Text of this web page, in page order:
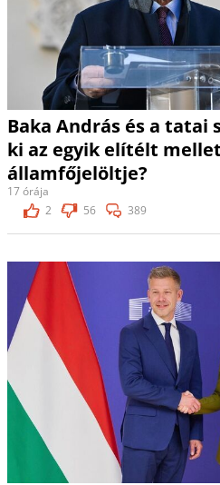
Baka András és a
ki az egyik elítélt
államfőjelöltje?
17 órája
2
56 389